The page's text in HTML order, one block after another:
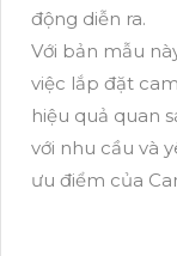
động diễn ra.
Với bản mẫu
việc lắp đặt
hiệu quả quan
với nhu cầu và
ưu điểm của